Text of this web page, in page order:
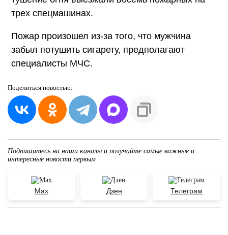
трех спецмашинах.
Пожар произошел из-за того, что мужчина
забыл потушить сигарету, предполагают
специалисты МЧС.
Поделиться новостью:
Подпишитесь на наши каналы и получайте самые важные и
интересные новости первым
Max Дзен Телеграм